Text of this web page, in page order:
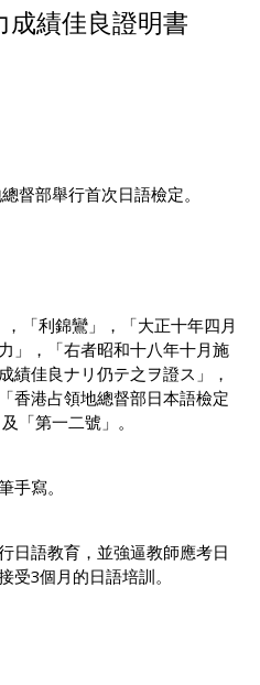
成績佳良證明書
督部舉行首次日語檢定。
「利錦鸞」，「大正十年四月
」，「右者昭和十八年十月施
績佳良ナリ仍テ之ヲ證ス」，
香港占領地總督部日本語檢定
「第一二號」。
手寫。
日語教育，並強逼教師應考日
受3個月的日語培訓。